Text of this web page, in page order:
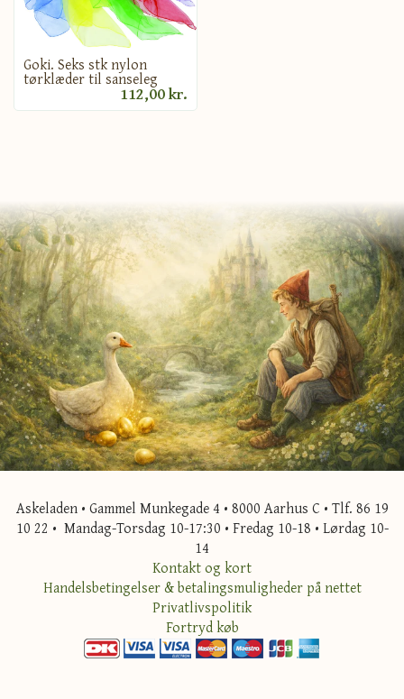
Goki. Seks stk nylon
tørklæder til sanseleg
112,00 kr.
Askeladen • Gammel Munkegade 4 • 8000 Aarhus C • Tlf. 86 19
10 22 • Mandag-Torsdag 10-17:30 • Fredag 10-18 • Lørdag 10-
14
Kontakt og kort
Handelsbetingelser & betalingsmuligheder på nettet
Privatlivspolitik
Fortryd køb